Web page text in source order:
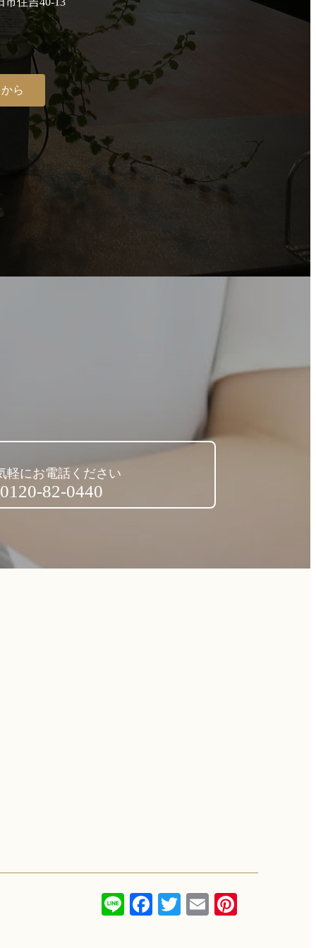
ら
軽にお電話ください
0120-82-0440
LineFacebook
TwitterEmail